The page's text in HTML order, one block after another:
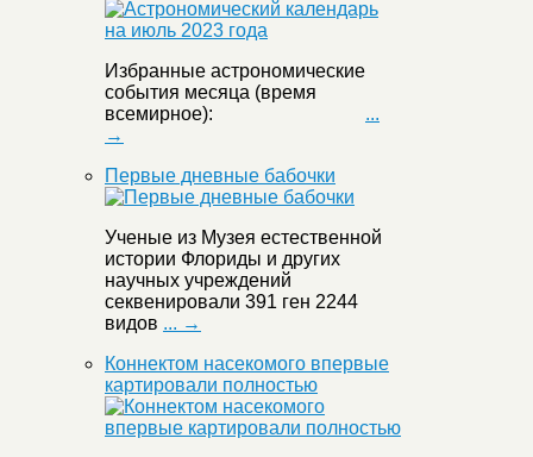
Избранные астрономические
события месяца (время
всемирное): ...
→
Первые дневные бабочки
Ученые из Музея естественной
истории Флориды и других
научных учреждений
секвенировали 391 ген 2244
видов ... →
Коннектом насекомого впервые
картировали полностью